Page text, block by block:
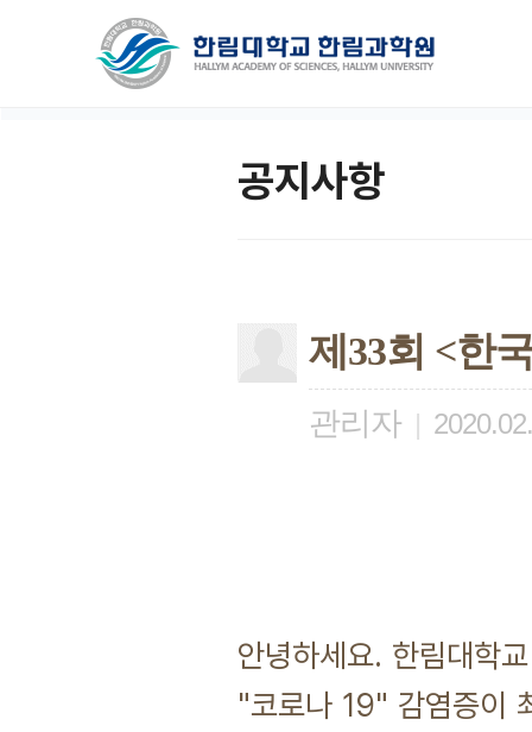
공지사항
제33회 <한
관리자 |
안녕하세요. 한림대학
"코로나 19" 감염증이